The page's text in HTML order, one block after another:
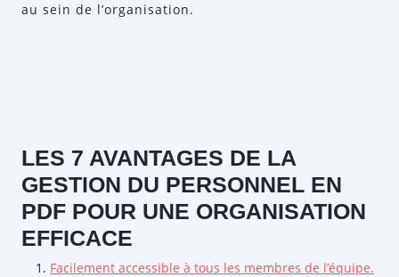
au sein de l’organisation.
LES 7 AVANTAGES DE LA
GESTION DU PERSONNEL EN
PDF POUR UNE ORGANISATION
EFFICACE
Facilement accessible à tous les membres de l’équipe.